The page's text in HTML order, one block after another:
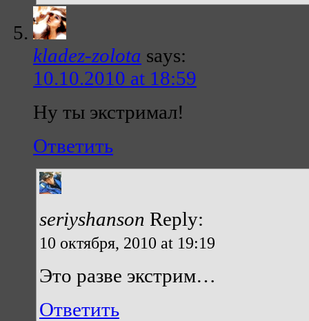
kladez-zolota says:
10.10.2010 at 18:59
Ну ты экстримал!
Ответить
seriyshanson Reply:
10 октября, 2010 at 19:19
Это разве экстрим…
Ответить